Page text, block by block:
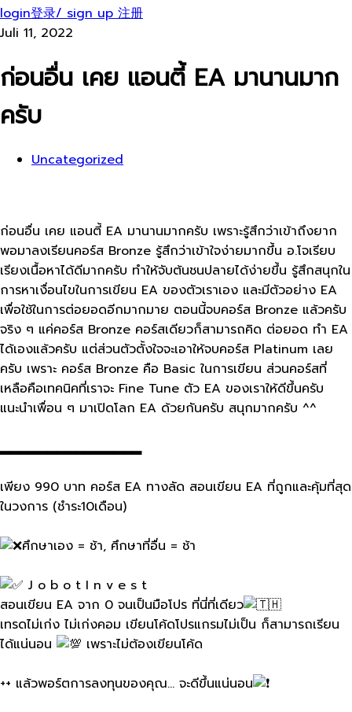
login登录/ sign up 注册
Juli 11, 2022
ก่อนอื่น เคย แอนตี้ EA มานานมาก
ครับ
Uncategorized
ก่อนอื่น เคย แอนตี้ EA มานานมากครับ เพราะรู้สึกว่าเข้าถึงยาก
พอมาลงเรียนคอร์ส Bronze รู้สึกว่าเข้าใจง่ายมากขึ้น อ.โจเรียบ
เรียงเนื้อหาได้ดีมากครับ ทำให้จับต้นชนปลายได้ง่ายขึ้น รู้สึกสนุกใน
การหาเงื่อนไขในการเขียน EA ของตัวเราเอง และมีตัวอย่าง EA
เพื่อใช้ในการต่อยอดอีกมากมาย ตอนนี้จบคอร์ส Bronze แล้วครับ
จริง ๆ แค่คอร์ส Bronze คอร์สเดียวก็สามารถคิด ต่อยอด ทำ EA
ได้เองแล้วครับ แต่ส่วนตัวตั้งใจจะเอาให้จบคอร์ส Platinum เลย
ครับ เพราะ คอร์ส Bronze คือ Basic ในการเขียน ส่วนคอร์สที่
เหลือคือเทคนิคที่เราจะ Fine Tune ตัว EA ของเราให้ดีขึ้นครับ
แนะนำเพื่อน ๆ มาเปิดโลก EA ด้วยกันครับ สนุกมากครับ ^^
▂▂▂▂▂▂▂▂▂▂▂▂▂▂▂
เพียง 990 บาท คอร์ส EA ทางลัด สอนเขียน EA ที่ถูกและคุ้มที่สุด
ในวงการ (ชำระ10เดือน)
ศึกษาเอง = ช้า, ศึกษาที่อื่น = ช้า
J o b o t I n v e s t
สอนเขียน EA จาก 0 จนเป็นมือโปร ที่นี่ที่เดียว
เทรดไม่เก่ง ไม่เก่งคอม เขียนโค้ดโปรแกรมไม่เป็น ก็สามารถเรียน
ได้แน่นอน
เพราะไม่ต้องเขียนโค้ด
++ แล้วพอร์ตการลงทุนของคุณ... จะดีขึ้นแน่นอน